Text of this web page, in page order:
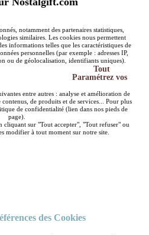
notamment des partenaires statistiques,
similaires. Les cookies nous permettent
informations telles que les caractéristiques de
personnelles (par exemple : adresses IP,
ou de géolocalisation, identifiants uniques).
Tout
Paramétrez vos
entre autres : analyse et amélioration de
de produits et de services... Pour plus
de confidentialité (lien dans nos pieds de
page).
cliquant sur "Tout accepter", "Tout refuser" ou
modifier à tout moment sur notre site.
des Cookies